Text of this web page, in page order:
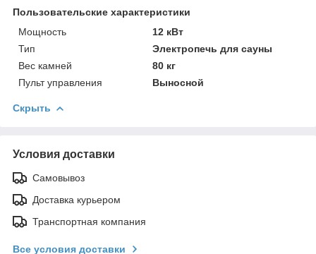
Пользовательские характеристики
Мощность
12 кВт
Тип
Электропечь для сауны
Вес камней
80 кг
Пульт управления
Выносной
Скрыть
Условия доставки
Самовывоз
Доставка курьером
Транспортная компания
Все условия доставки